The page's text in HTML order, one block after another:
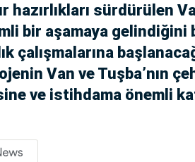
hazırlıkları sürdürülen
bir aşamaya
çalışmalarına
Van ve Tuşba’nın
ve istihdama önemli